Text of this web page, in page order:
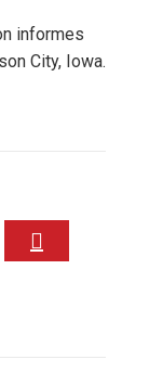
informes
City, Iowa.